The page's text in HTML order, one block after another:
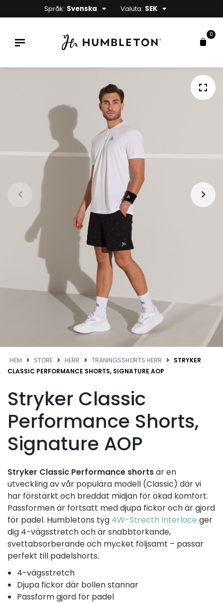
Språk: Svenska Valuta: SEK
0
HEM STORE HERR TRÄNINGSSHORTS HERR
STRYKER
CLASSIC PERFORMANCE SHORTS, SIGNATURE AOP
Stryker Classic
Performance Shorts,
Signature AOP
Stryker Classic Performance shortsär en
utveckling av vår populära modell (Classic) där vi
har förstärkt och breddat midjan för ökad komfort.
Passformen är fortsatt med djupa fickor och är gjord
för padel. Humbletons tyg 4W-Strecth Interlace ger
dig 4-vägsstretch och är snabbtorkande,
svettabsorberande och mycket följsamt – passar
perfekt till padelshorts.
4-vägsstretch
Djupa fickor där bollen stannar
Passform gjord för padel